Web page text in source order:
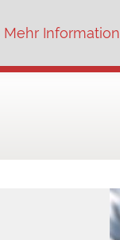
Mehr Information